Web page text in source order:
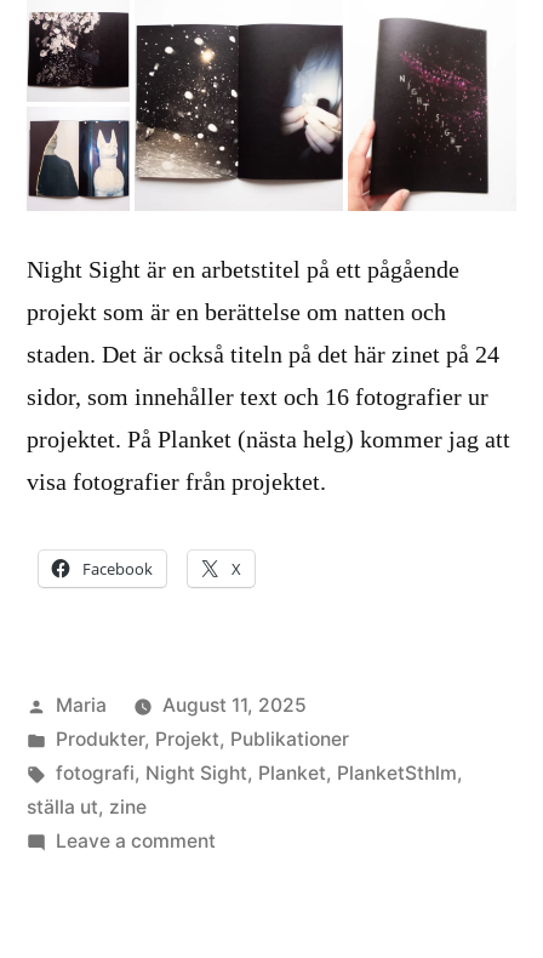
Night Sight är en arbetstitel på ett pågående
projekt som är en berättelse om natten och
staden. Det är också titeln på det här zinet på 24
sidor, som innehåller text och 16 fotografier ur
projektet. På Planket (nästa helg) kommer jag att
visa fotografier från projektet.
Facebook X
Posted
by
Maria
August 11, 2025
Posted
in
Produkter, Projekt, Publikationer
Tags:
fotografi, Night Sight, Planket, PlanketSthlm,
ställa ut, zine
Leave a commenton